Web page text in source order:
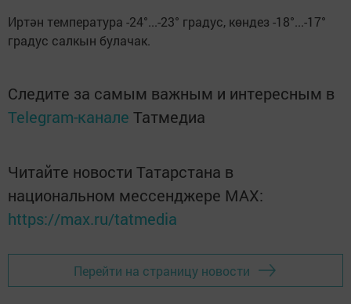
Иртән температура -24°...-23° градус, көндез -18°...-17°
градус салкын булачак.
Следите за самым важным и интересным в
Telegram-канале Татмедиа
Читайте новости Татарстана в
национальном мессенджере MАХ:
https://max.ru/tatmedia
Перейти на страницу новости